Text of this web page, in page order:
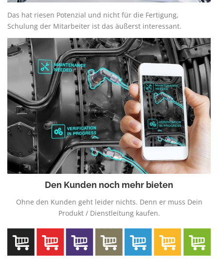
Das hat riesen Potenzial und nicht für die Fertigung,
Schulung der Mitarbeiter ist das äußerst interessant.
Den Kunden noch mehr bieten
Ohne den Kunden geht leider nichts. Denn er muss Dein
Produkt / Dienstleitung kaufen.